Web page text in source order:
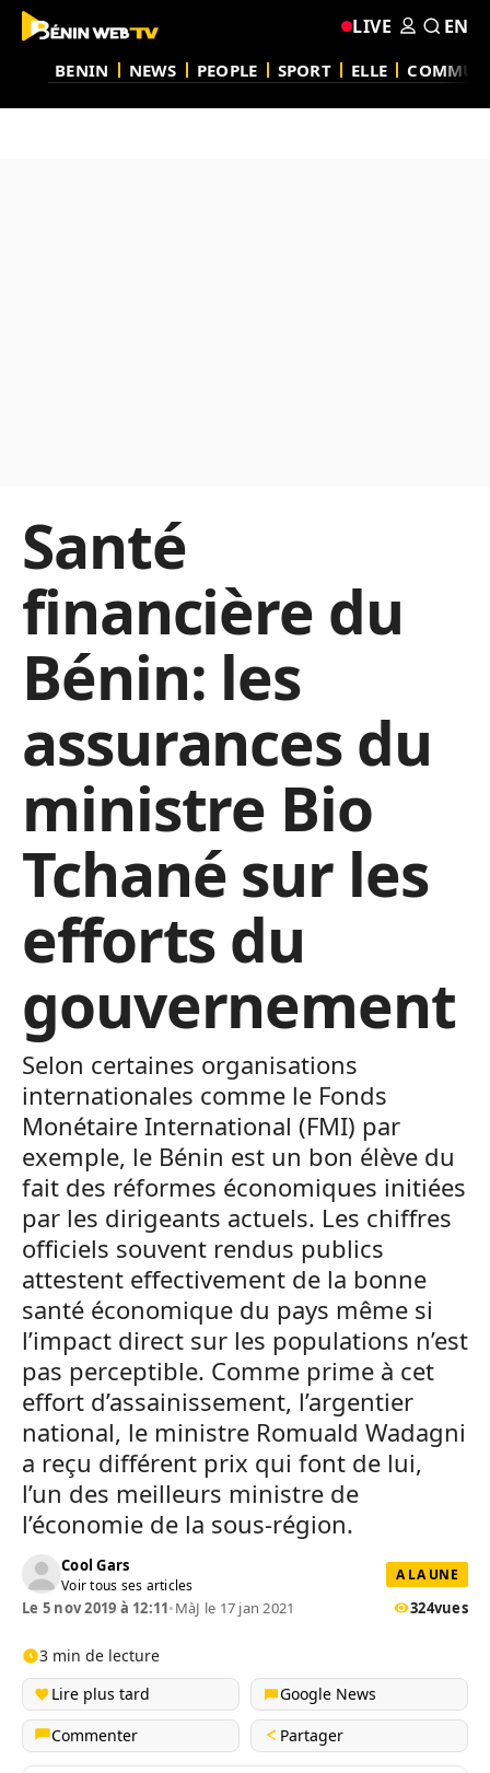
BENIN NEWS PEOPLE SPORT ELLE
LIVE EN
Santé
financière du
Bénin: les
assurances du
ministre Bio
Tchané sur les
efforts du
gouvernement
Selon certaines organisations
internationales comme le Fonds
Monétaire International (FMI) par
exemple, le Bénin est un bon élève du
fait des réformes économiques initiées
par les dirigeants actuels. Les chiffres
officiels souvent rendus publics
attestent effectivement de la bonne
santé économique du pays même si
l’impact direct sur les populations n’est
pas perceptible. Comme prime à cet
effort d’assainissement, l’argentier
national, le ministre Romuald Wadagni
a reçu différent prix qui font de lui,
l’un des meilleurs ministre de
l’économie de la sous-région.
Cool Gars
Voir tous ses articles
A LA UNE
Le 5 nov 2019 à 12:11•MàJ le 17 jan 2021 324vues
3 min de lecture
Lire plus tard
Google News
Commenter
Partager